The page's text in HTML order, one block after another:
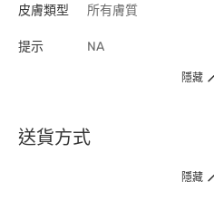
皮膚類型 所有膚質
提示 NA
隱藏
送貨方式
1. 送貨到府（受衛生署條例規管產品除外
隱藏